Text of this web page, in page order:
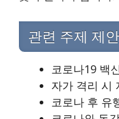
관련 주제 제안
코로나19 백
자가 격리 시
코로나 후 유